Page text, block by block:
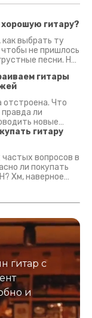
гитару?
выбрать ту
не пришлось
песни. На
гитары
отстроена. Что
ли
новые
- да.
:)
гитару
вопросов в
ли покупать
что -
гитар с
и